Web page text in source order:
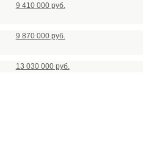
9 410 000 руб.
9 870 000 руб.
13 030 000 руб.